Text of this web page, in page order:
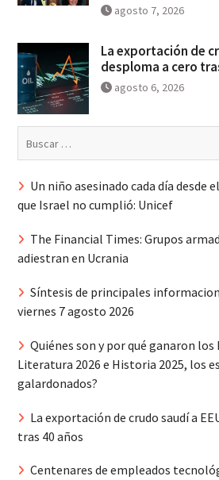
agosto 7, 2026
La exportación de
desploma a cero
agosto 6, 2026
Un niño asesinado cada día desde
que Israel no cumplió: Unicef
The Financial Times: Grupos
adiestran en Ucrania
Síntesis de principales
viernes 7 agosto 2026
Quiénes son y por qué ganaron los
Literatura 2026 e Historia 2025, los
galardonados?
La exportación de crudo saudí a
tras 40 años
Centenares de empleados